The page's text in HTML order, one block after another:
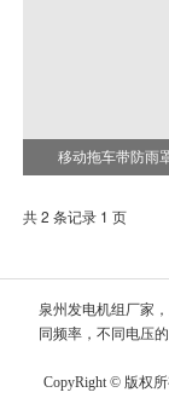
移动拖车带防雨
共 2 条记录 1 页
泉州发电机组厂家
同频率，不同电压
CopyRight © 版权